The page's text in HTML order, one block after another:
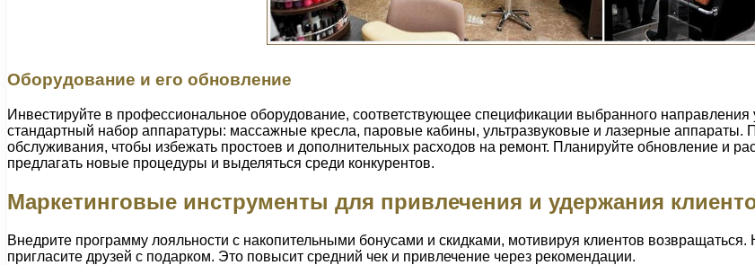
Оборудование и его обновление
Инвестируйте в профессиональное оборудование, соответствующее спецификации выбранного
стандартный набор аппаратуры: массажные кресла, паровые кабины, ультразвуковые и лазерные аппараты.
обслуживания, чтобы избежать простоев и дополнительных расходов на ремонт. Планируйте обновление и
предлагать новые процедуры и выделяться среди конкурентов.
Маркетинговые инструменты для привлечения и удержания
Внедрите программу лояльности с накопительными бонусами и скидками, мотивируя клиентов
пригласите друзей с подарком. Это повысит средний чек и привлечение через рекомендации.